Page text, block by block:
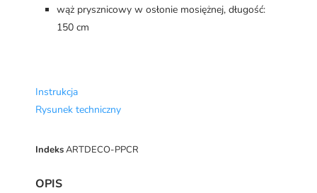
wąż prysznicowy w osłonie mosiężnej, długość:
150 cm
Instrukcja
Rysunek techniczny
IndeksARTDECO-PPCR
OPIS